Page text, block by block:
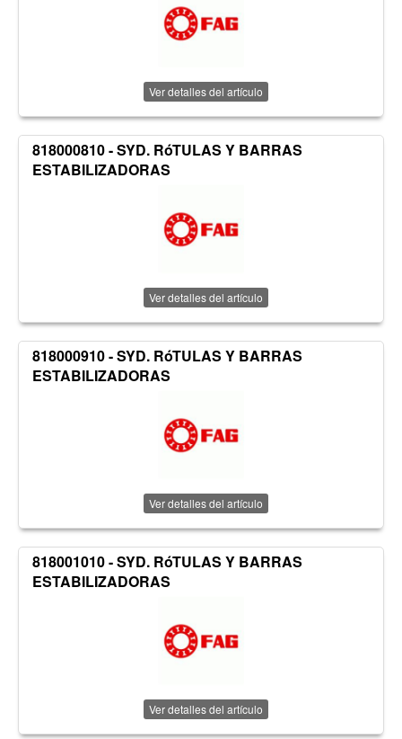
Ver detalles del artículo
818000810 - SYD. RóTULAS Y BARRAS
ESTABILIZADORAS
Ver detalles del artículo
818000910 - SYD. RóTULAS Y BARRAS
ESTABILIZADORAS
Ver detalles del artículo
818001010 - SYD. RóTULAS Y BARRAS
ESTABILIZADORAS
Ver detalles del artículo